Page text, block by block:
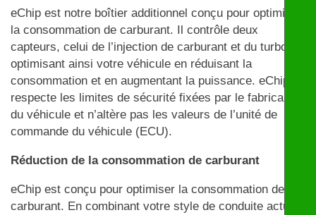
eChip est notre boîtier additionnel conçu pour optimiser
la consommation de carburant. Il contrôle deux
capteurs, celui de l’injection de carburant et du turbo,
optimisant ainsi votre véhicule en réduisant la
consommation et en augmentant la puissance. eChip
respecte les limites de sécurité fixées par le fabricant
du véhicule et n’altère pas les valeurs de l’unité de
commande du véhicule (ECU).
Réduction de la consommation de carburant
eChip est conçu pour optimiser la consommation de
carburant. En combinant votre style de conduite actuel